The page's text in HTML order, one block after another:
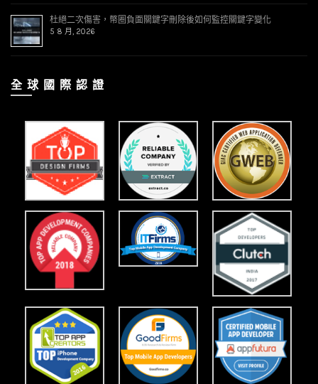
杜絕二次傷害，幣圈負面關鍵字刪除後如何監控關鍵字變化
5 8 月, 2026
全 球 國 際 認 證